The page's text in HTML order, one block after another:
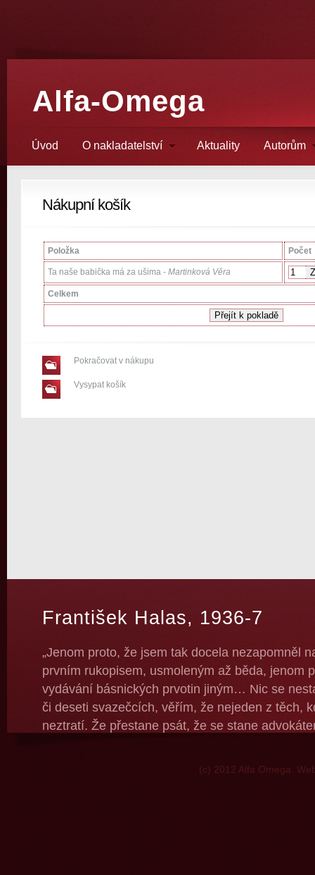
Alfa-Omega
Úvod O nakladatelství Aktuality Autorům
Nákupní košík
Položka Počet
Ta naše babička má za ušima - Martinková Věra
Celkem
Pokračovat v nákupu
Vysypat košík
František Halas, 1936-7
„Jenom proto, že jsem tak docela nezapomněl
prvním rukopisem, usmoleným až běda, jenom
vydávání básnických prvotin jiným… Nic se
či deseti svazečcích, věřím, že nejeden z těch,
neztratí. Že přestane psát, že se stane
(c) 2012 Alfa Omega.